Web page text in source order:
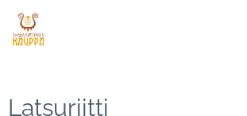
Latsuriitti